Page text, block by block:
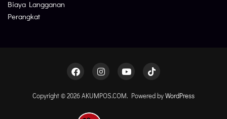
Biaya Langganan
Perangkat
Copyright © 2026 AKUMPOS.COM. Powered byWordPress